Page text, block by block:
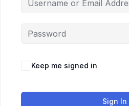
Keep me signed in
Sign In